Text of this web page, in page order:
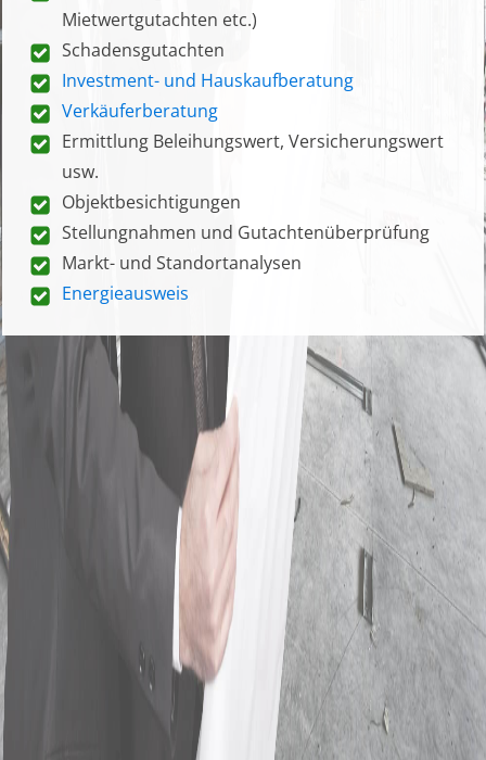
Mietwertgutachten etc.)
Schadensgutachten
Investment- und Hauskaufberatung
Verkäuferberatung
Ermittlung Beleihungswert, Versicherungswert
usw.
Objektbesichtigungen
Stellungnahmen und Gutachtenüberprüfung
Markt- und Standortanalysen
Energieausweis